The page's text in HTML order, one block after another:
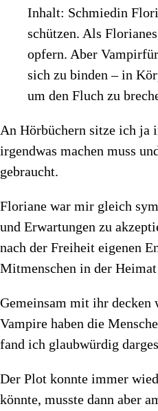
Inhalt: Schmiedin
schützen. Als
opfern. Aber
sich zu binden – in
um den Fluch zu
An Hörbüchern sitze ich ja
irgendwas machen muss
gebraucht.
Floriane war mir gleich
und Erwartungen zu
nach der Freiheit eigenen
Mitmenschen in der
Gemeinsam mit ihr decken
Vampire haben die
fand ich glaubwürdig
Der Plot konnte immer
könnte, musste dann aber